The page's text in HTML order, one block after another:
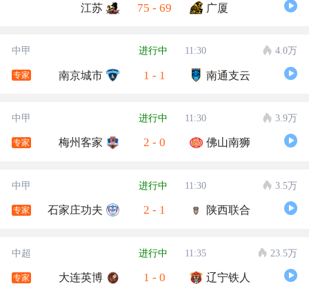
江苏 75 - 69 广厦
中甲 进行中 11:30 4.0万
专家 南京城市 1 - 1 南通支云
中甲 进行中 11:30 3.9万
专家 梅州客家 2 - 0 佛山南狮
中甲 进行中 11:30 3.5万
专家 石家庄功夫 2 - 1 陕西联合
中超 进行中 11:35 23.5万
专家 大连英博 1 - 0 辽宁铁人